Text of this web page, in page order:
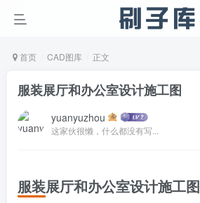
首页 CAD图库 正文
服装展厅和办公室设计施工图
yuanyuzhou
这家伙很懒，什么都没有写...
服装展厅和办公室设计施工图